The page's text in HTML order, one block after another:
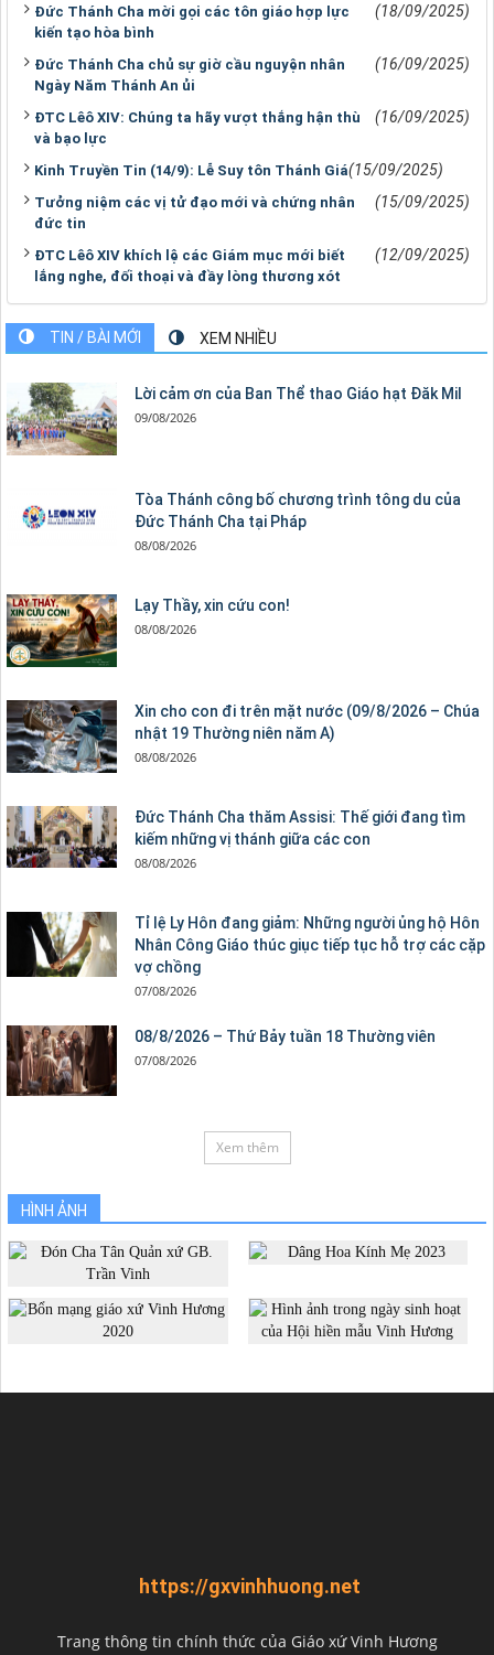
Đức Thánh Cha mời gọi các tôn giáo hợp lực
kiến tạo hòa bình
(18/09/2025)
Đức Thánh Cha chủ sự giờ cầu nguyện nhân
Ngày Năm Thánh An ủi
(16/09/2025)
ĐTC Lêô XIV: Chúng ta hãy vượt thắng hận thù
và bạo lực
(16/09/2025)
Kinh Truyền Tin (14/9): Lễ Suy tôn Thánh Giá(15/09/2025)
Tưởng niệm các vị tử đạo mới và chứng nhân
đức tin
(15/09/2025)
ĐTC Lêô XIV khích lệ các Giám mục mới biết
lắng nghe, đối thoại và đầy lòng thương xót
(12/09/2025)
TIN / BÀI MỚI XEM NHIỀU
Lời cảm ơn của Ban Thể thao Giáo hạt Đăk Mil
09/08/2026
Tòa Thánh công bố chương trình tông du của
Đức Thánh Cha tại Pháp
08/08/2026
Lạy Thầy, xin cứu con!
08/08/2026
Xin cho con đi trên mặt nước (09/8/2026 – Chúa
nhật 19 Thường niên năm A)
08/08/2026
Đức Thánh Cha thăm Assisi: Thế giới đang tìm
kiếm những vị thánh giữa các con
08/08/2026
Tỉ lệ Ly Hôn đang giảm: Những người ủng hộ Hôn
Nhân Công Giáo thúc giục tiếp tục hỗ trợ các cặp
vợ chồng
07/08/2026
08/8/2026 – Thứ Bảy tuần 18 Thường viên
07/08/2026
Xem thêm
HÌNH ẢNH
https://gxvinhhuong.net
Trang thông tin chính thức của Giáo xứ Vinh Hương